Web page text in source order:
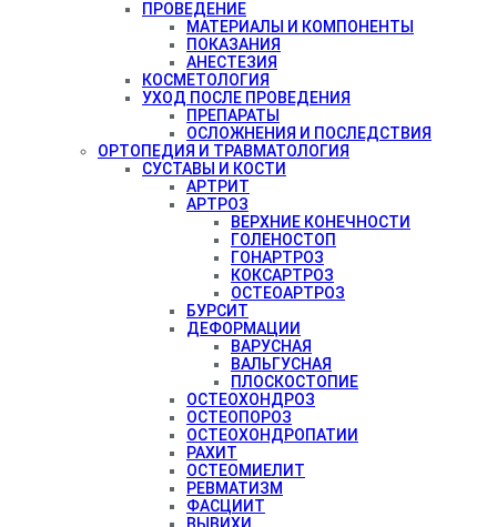
ПРОВЕДЕНИЕ
МАТЕРИАЛЫ И КОМПОНЕНТЫ
ПОКАЗАНИЯ
АНЕСТЕЗИЯ
КОСМЕТОЛОГИЯ
УХОД ПОСЛЕ ПРОВЕДЕНИЯ
ПРЕПАРАТЫ
ОСЛОЖНЕНИЯ И ПОСЛЕДСТВИЯ
ОРТОПЕДИЯ И ТРАВМАТОЛОГИЯ
СУСТАВЫ И КОСТИ
АРТРИТ
АРТРОЗ
ВЕРХНИЕ КОНЕЧНОСТИ
ГОЛЕНОСТОП
ГОНАРТРОЗ
КОКСАРТРОЗ
ОСТЕОАРТРОЗ
БУРСИТ
ДЕФОРМАЦИИ
ВАРУСНАЯ
ВАЛЬГУСНАЯ
ПЛОСКОСТОПИЕ
ОСТЕОХОНДРОЗ
ОСТЕОПОРОЗ
ОСТЕОХОНДРОПАТИИ
РАХИТ
ОСТЕОМИЕЛИТ
РЕВМАТИЗМ
ФАСЦИИТ